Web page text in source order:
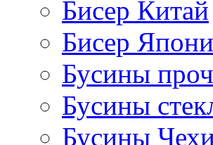
Бисер Китай
Бисер
Бусины
Бусины
Бусины